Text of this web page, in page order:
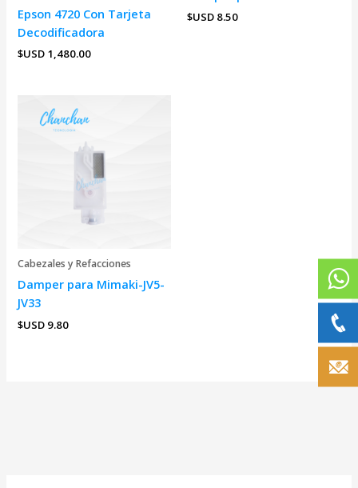
Epson 4720 Con Tarjeta
Decodificadora
$USD 1,480.00
$USD 8.50
Cabezales y Refacciones
Damper para Mimaki-JV5-
JV33
$USD 9.80